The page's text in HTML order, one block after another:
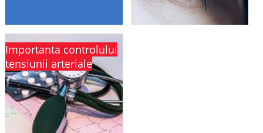
Importanta controlului
tensiunii arteriale